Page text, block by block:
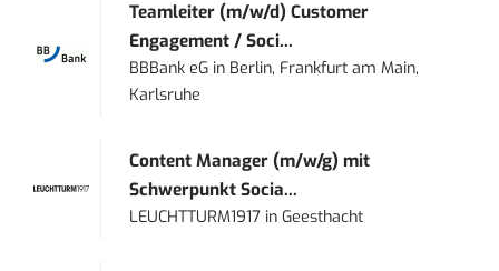
Teamleiter (m/w/d) Customer
Engagement / Soci...
BBBank eG in Berlin, Frankfurt am Main,
Karlsruhe
Content Manager (m/w/g) mit
Schwerpunkt Socia...
LEUCHTTURM1917 inGeesthacht